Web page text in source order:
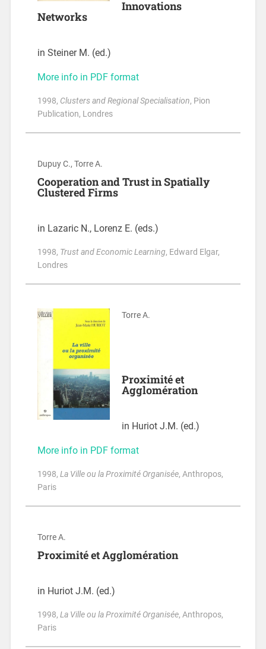
Innovations
Networks
in Steiner M. (ed.)
More info in PDF format
1998, Clusters and Regional Specialisation, Pion
Publication, Londres
Dupuy C., Torre A.
Cooperation and Trust in Spatially
Clustered Firms
in Lazaric N., Lorenz E. (eds.)
1998, Trust and Economic Learning, Edward Elgar,
Londres
Torre A.
Proximité et
Agglomération
in Huriot J.M. (ed.)
More info in PDF format
1998, La Ville ou la Proximité Organisée, Anthropos,
Paris
Torre A.
Proximité et Agglomération
in Huriot J.M. (ed.)
1998, La Ville ou la Proximité Organisée, Anthropos,
Paris